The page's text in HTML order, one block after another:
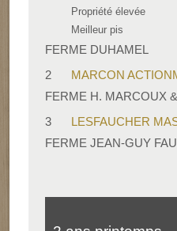
Propriété élevée
Meilleur pis
FERME DUHAMEL
2
MARCON
FERME H. MARCOUX
3
LESFAUCHER
FERME JEAN-GUY